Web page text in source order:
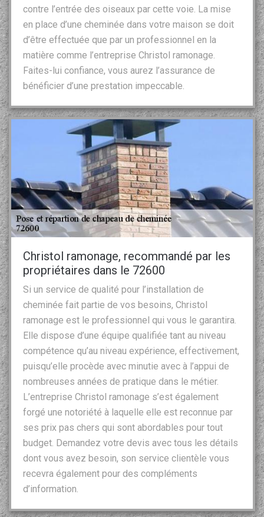
contre l’entrée des oiseaux par cette voie. La mise
en place d’une cheminée dans votre maison se doit
d’être effectuée que par un professionnel en la
matière comme l’entreprise Christol ramonage.
Faites-lui confiance, vous aurez l’assurance de
bénéficier d’une prestation impeccable.
Christol ramonage, recommandé par les
propriétaires dans le 72600
Si un service de qualité pour l’installation de
cheminée fait partie de vos besoins, Christol
ramonage est le professionnel qui vous le garantira.
Elle dispose d’une équipe qualifiée tant au niveau
compétence qu’au niveau expérience, effectivement,
puisqu’elle procède avec minutie avec à l’appui de
nombreuses années de pratique dans le métier.
L’entreprise Christol ramonage s’est également
forgé une notoriété à laquelle elle est reconnue par
ses prix pas chers qui sont abordables pour tout
budget. Demandez votre devis avec tous les détails
dont vous avez besoin, son service clientèle vous
recevra également pour des compléments
d’information.